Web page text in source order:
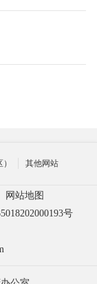
其他网站
网站地图
号